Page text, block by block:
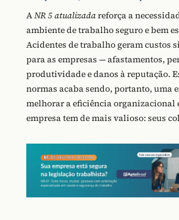
ANR 5 atualizadareforça a
ambiente de trabalho seguro e bem
Acidentes de trabalho geram custos
para as empresas — afastamentos,
produtividade e danos à reputação.
normas acaba sendo, portanto, uma
melhorar a eficiência organizacional
empresa tem de mais valioso: seus